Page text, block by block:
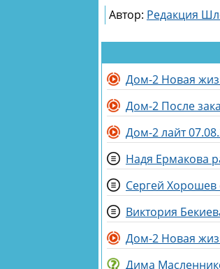
Автор: Редакция
Дом-2 Новая
Дом-2 После
Дом-2 лайт
Надя Ермакова
Сергей Хорошев
Виктория
Дом-2 Новая
Дима